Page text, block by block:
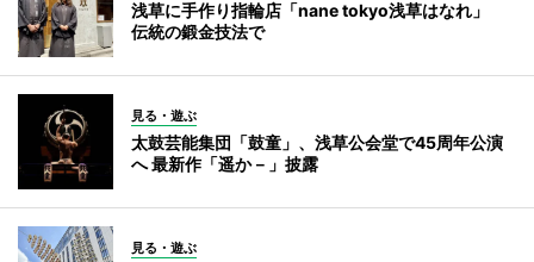
浅草に手作り指輪店「nane tokyo浅草はなれ」
伝統の鍛金技法で
見る・遊ぶ
太鼓芸能集団「鼓童」、浅草公会堂で45周年公演
へ 最新作「遥か－」披露
見る・遊ぶ